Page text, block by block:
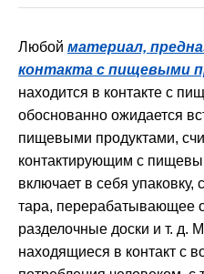
Любой материал,
контакта с пищевыми
находится в контакте с
обоснованно ожидается
пищевыми продуктами,
контактирующим с
включает в себя
тара, перерабатывающее
разделочные доски и т. д.
находящиеся в контакт с